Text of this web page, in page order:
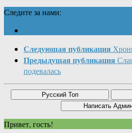
Следите за нами:
Следующая публикация
Предыдущая публикация
подевалась
Привет, гость!